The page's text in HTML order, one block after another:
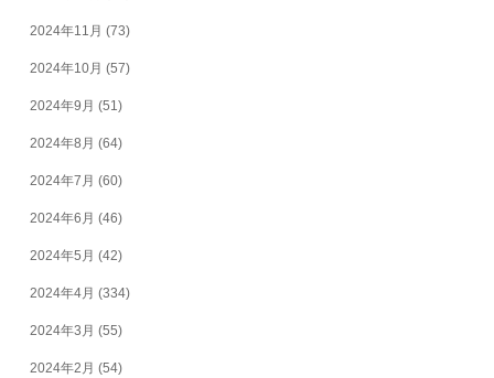
2024年11月 (73)
2024年10月 (57)
2024年9月 (51)
2024年8月 (64)
2024年7月 (60)
2024年6月 (46)
2024年5月 (42)
2024年4月 (334)
2024年3月 (55)
2024年2月 (54)